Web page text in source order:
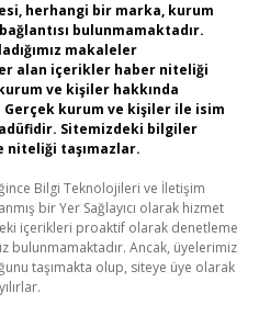
herhangi bir marka, kurum
bulunmamaktadır.
makaleler
alan içerikler haber niteliği
ve kişiler hakkında
Gerçek kurum ve kişiler ile isim
Sitemizdeki bilgiler
niteliği taşımazlar.
Bilgi Teknolojileri ve İletişim
bir Yer Sağlayıcı olarak hizmet
içerikleri proaktif olarak denetleme
bulunmamaktadır. Ancak, üyelerimiz
taşımakta olup, siteye üye olarak